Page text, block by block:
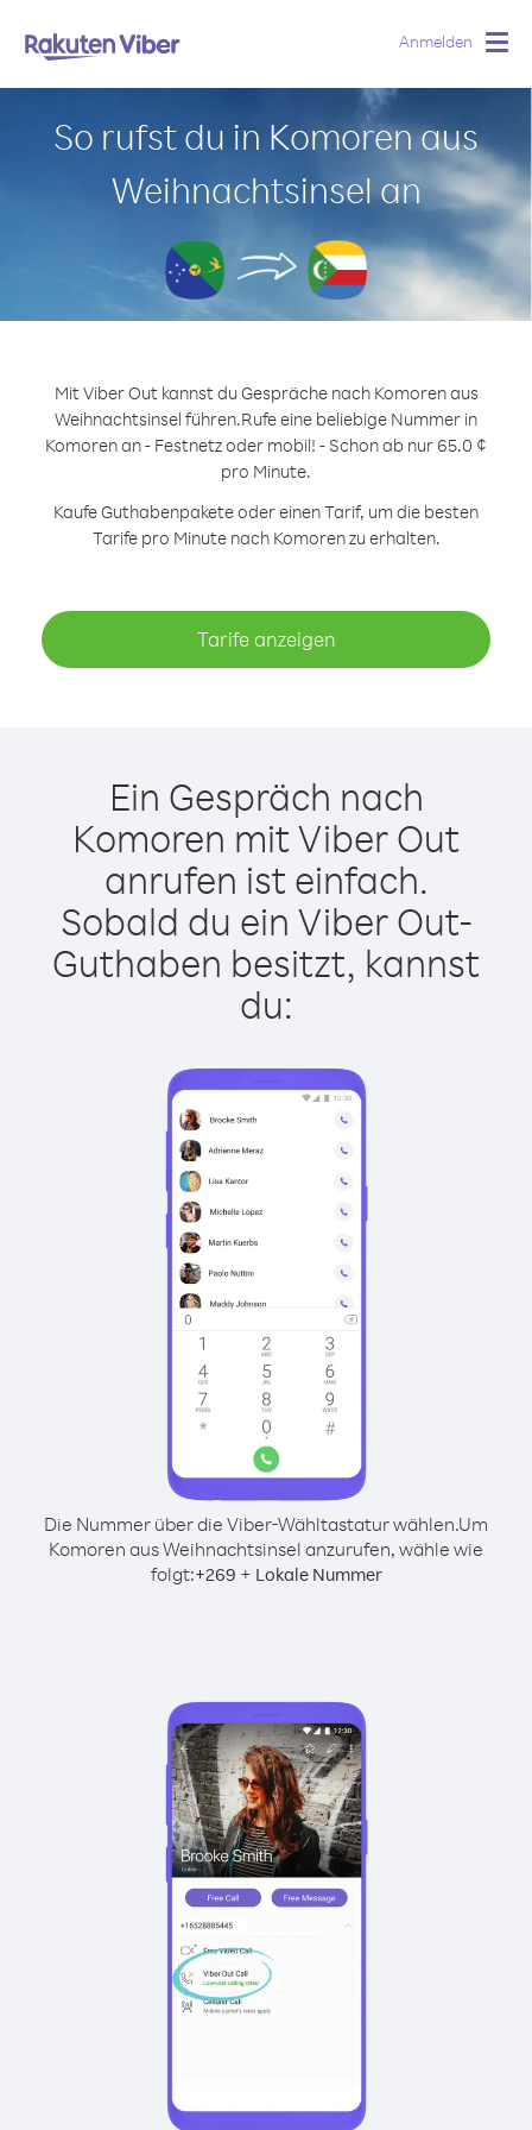
Anmelden
So rufst du in Komoren aus
Weihnachtsinsel an
Mit Viber Out kannst du Gespräche nach Komoren aus
Weihnachtsinsel führen.Rufe eine beliebige Nummer in
Komoren an - Festnetz oder mobil! - Schon ab nur 65.0 ¢
pro Minute.
Kaufe Guthabenpakete oder einen Tarif, um die besten
Tarife pro Minute nach Komoren zu erhalten.
Tarife anzeigen
Ein Gespräch nach
Komoren mit Viber Out
anrufen ist einfach.
Sobald du ein Viber Out-
Guthaben besitzt, kannst
du:
Die Nummer über die Viber-Wähltastatur wählen.Um
Komoren aus Weihnachtsinsel anzurufen, wähle wie
folgt:+269 + Lokale Nummer